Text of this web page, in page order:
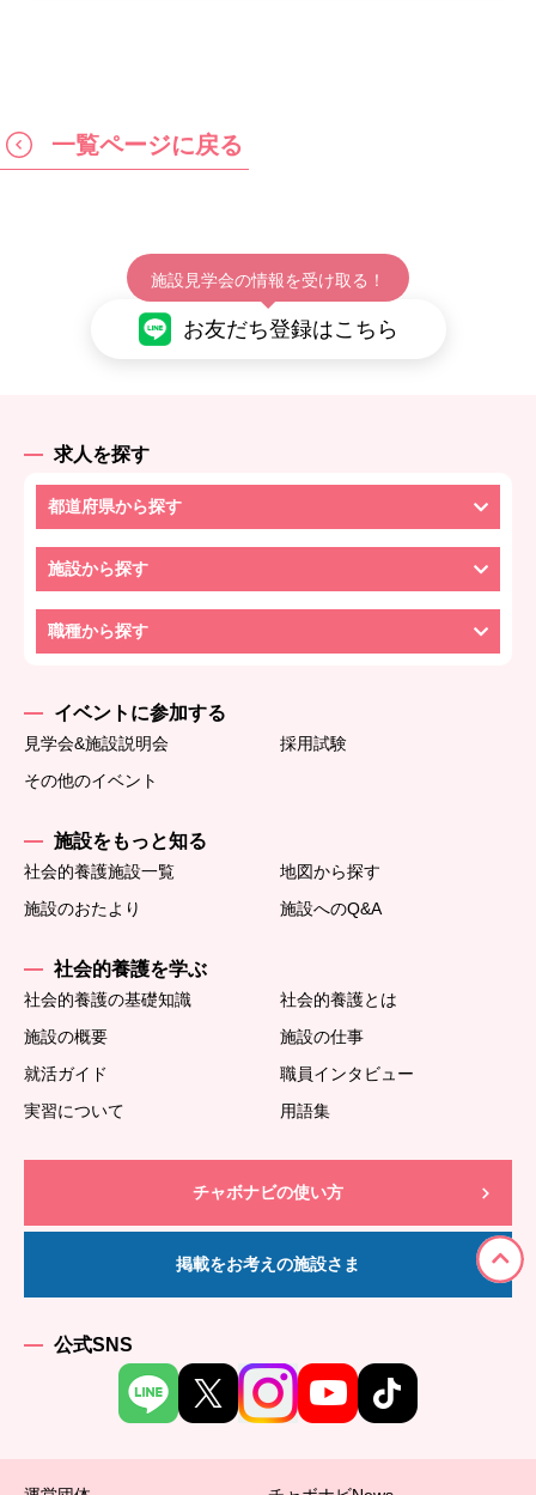
一覧ページに戻る
施設見学会の情報を受け取る！
お友だち登録はこちら
求人を探す
都道府県から探す
施設から探す
職種から探す
イベントに参加する
見学会&施設説明会
採用試験
その他のイベント
施設をもっと知る
社会的養護施設一覧
地図から探す
施設のおたより
施設へのQ&A
社会的養護を学ぶ
社会的養護の基礎知識
社会的養護とは
施設の概要
施設の仕事
就活ガイド
職員インタビュー
実習について
用語集
チャボナビの使い方
掲載をお考えの施設さま
公式SNS